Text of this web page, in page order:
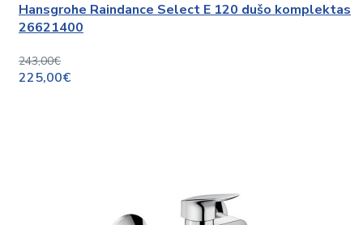
Hansgrohe Raindance Select E 120 dušo komplektas
26621400
243,00€
225,00€